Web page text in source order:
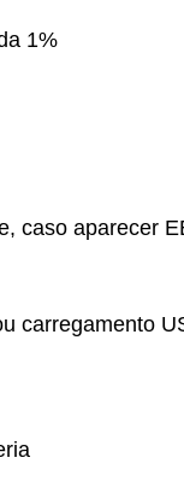
1%
caso aparecer
carregamento